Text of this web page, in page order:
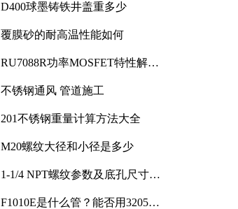
D400球墨铸铁井盖重多少
覆膜砂的耐高温性能如何
RU7088R功率MOSFET特性解析
不锈钢通风 管道施工
201不锈钢重量计算方法大全
M20螺纹大径和小径是多少
1-1/4 NPT螺纹参数及底孔尺寸详
F1010E是什么管？能否用3205或